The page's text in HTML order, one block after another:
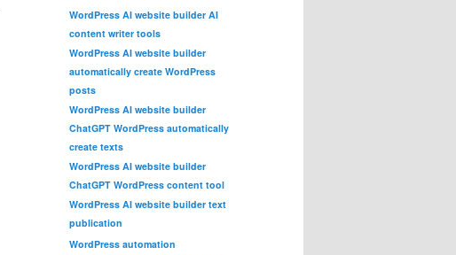
WordPress AI website builder AI
content writer tools
WordPress AI website builder
automatically create WordPress
posts
WordPress AI website builder
ChatGPT WordPress automatically
create texts
WordPress AI website builder
ChatGPT WordPress content tool
WordPress AI website builder text
publication
WordPress automation